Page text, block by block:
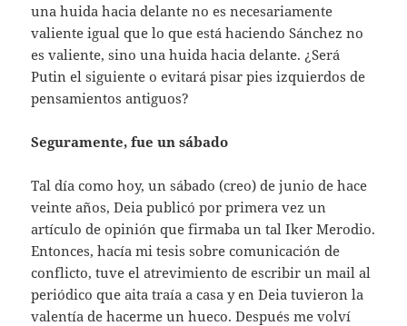
una huida hacia delante no es necesariamente
valiente igual que lo que está haciendo Sánchez no
es valiente, sino una huida hacia delante. ¿Será
Putin el siguiente o evitará pisar pies izquierdos de
pensamientos antiguos?
Seguramente, fue un sábado
Tal día como hoy, un sábado (creo) de junio de hace
veinte años, Deia publicó por primera vez un
artículo de opinión que firmaba un tal Iker Merodio.
Entonces, hacía mi tesis sobre comunicación de
conflicto, tuve el atrevimiento de escribir un mail al
periódico que aita traía a casa y en Deia tuvieron la
valentía de hacerme un hueco. Después me volví